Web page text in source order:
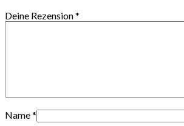
Deine Rezension*
Name*